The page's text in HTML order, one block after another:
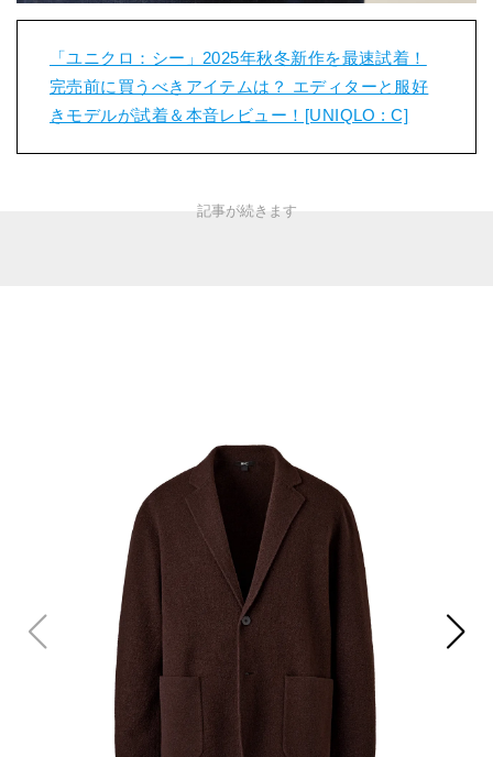
「ユニクロ：シー」2025年秋冬新作を最速試着！
完売前に買うべきアイテムは？ エディターと服好
きモデルが試着＆本音レビュー！[UNIQLO : C]